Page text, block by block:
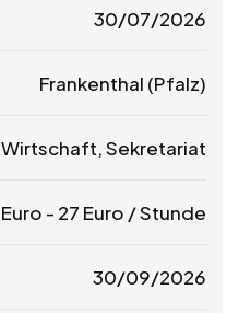
30/07/2026
Frankenthal (Pfalz)
Wirtschaft, Sekretariat
Euro - 27 Euro / Stunde
30/09/2026